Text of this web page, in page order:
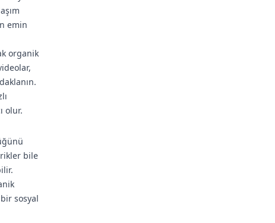
emin
organik
olur.
bile
sosyal